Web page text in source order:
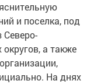
и поселка, под
Северо-
а также
На днях